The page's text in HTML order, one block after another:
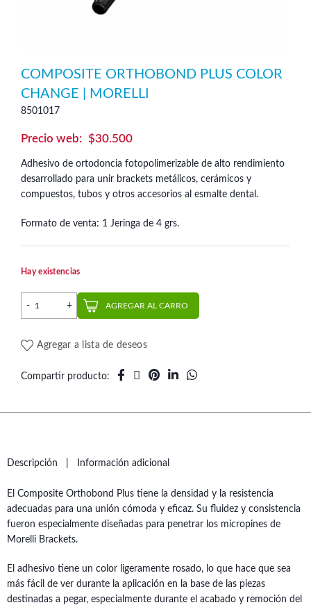
COMPOSITE ORTHOBOND PLUS COLOR
CHANGE | MORELLI
8501017
$30.500
Adhesivo de ortodoncia fotopolimerizable de alto rendimiento
desarrollado para unir brackets metálicos, cerámicos y
compuestos, tubos y otros accesorios al esmalte dental.
Formato de venta: 1 Jeringa de 4 grs.
Hay existencias
Composite Orthobond Plus Color Change | Morelli cantidad
AGREGAR AL CARRO
Agregar a lista de deseos
Compartir producto
Descripción Información adicional
El Composite Orthobond Plus tiene la densidad y la resistencia
adecuadas para una unión cómoda y eficaz. Su fluidez y consistencia
fueron especialmente diseñadas para penetrar los micropines de
Morelli Brackets.
El adhesivo tiene un color ligeramente rosado, lo que hace que sea
más fácil de ver durante la aplicación en la base de las piezas
destinadas a pegar, especialmente durante el acabado y remoción del